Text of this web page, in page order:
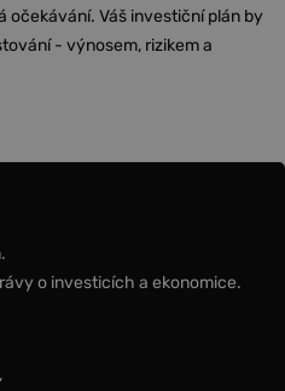
očekávání. Váš investiční plán by
- výnosem, rizikem a
o investicích a ekonomice.